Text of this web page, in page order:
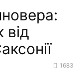
від
1683